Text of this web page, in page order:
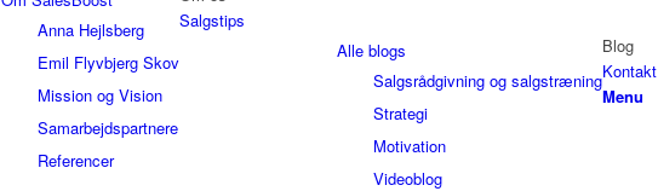
Anna Hejlsberg
Emil Flyvbjerg Skov
Mission og Vision
Samarbejdspartnere
Referencer
Salgstips
Blog
Alle blogs
Salgsrådgivning og salgstræning
Strategi
Motivation
Videoblog
Kontakt
Menu